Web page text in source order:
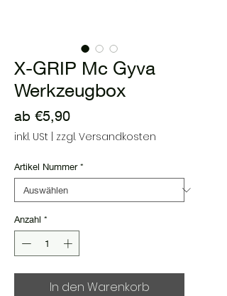
X-GRIP Mc Gyva
Werkzeugbox
ab €5,90Sale-
Preis
inkl. USt zzgl. Versandkosten
Artikel Nummer *
Anzahl *
In den Warenkorb